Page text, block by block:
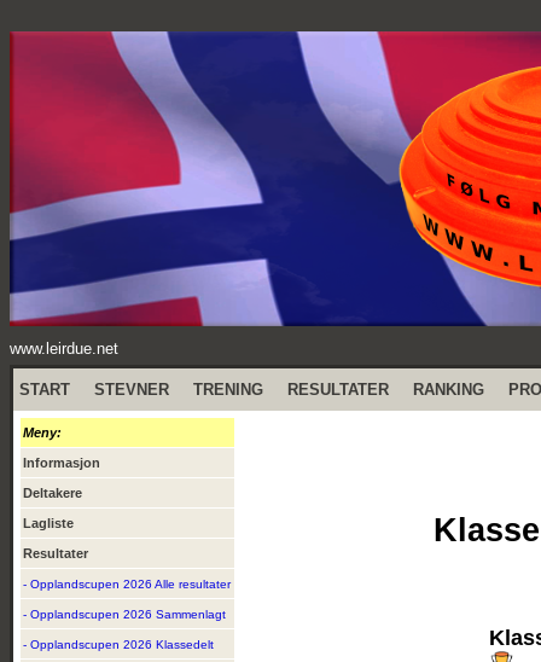
www.leirdue.net
START STEVNER TRENING RESULTATER RANKING
Meny:
Informasjon
Deltakere
Lagliste
Resultater
- Opplandscupen 2026 Alle resultater
- Opplandscupen 2026 Sammenlagt
- Opplandscupen 2026 Klassedelt